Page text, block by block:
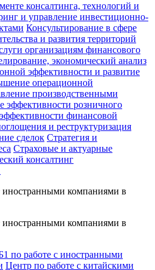
консалтинга, технологий и
и управление инвестиционно-
Консультирование в сфере
и развития территорий
организациям финансового
экономический анализ
эффективности и развитие
операционной
производственными
розничного
финансовой
и реструктуризация
сделок Стратегия и
Страховые и актуарные
консалтинг
иностранными компаниями в
иностранными компаниями в
по работе с иностранными
Центр по работе с китайскими